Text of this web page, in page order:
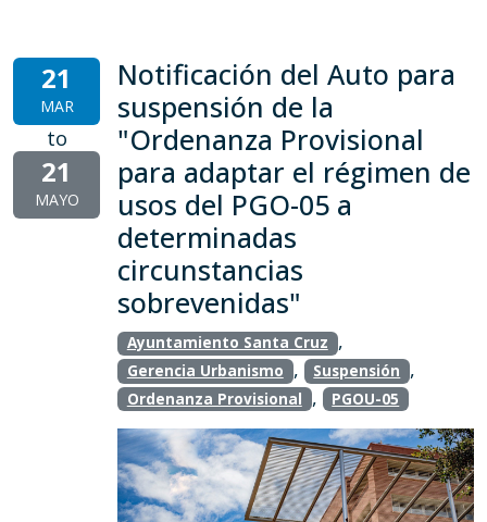
21
MAR
to
21
MAYO
Notificación del Auto para
suspensión de la
"Ordenanza Provisional
para adaptar el régimen de
usos del PGO-05 a
determinadas
circunstancias
sobrevenidas"
Ayuntamiento Santa Cruz ,
Gerencia Urbanismo , Suspensión ,
Ordenanza Provisional , PGOU-05